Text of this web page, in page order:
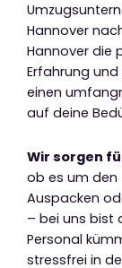
Hannover
Hannover die
Erfahrung
einen
auf deine
Wir sorgen
ob es um den
Auspacken
– bei uns bist
Personal
stressfrei in